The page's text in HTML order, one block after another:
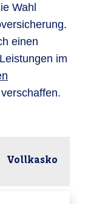
Wahl
einen
im
verschaffen.
Vollkasko